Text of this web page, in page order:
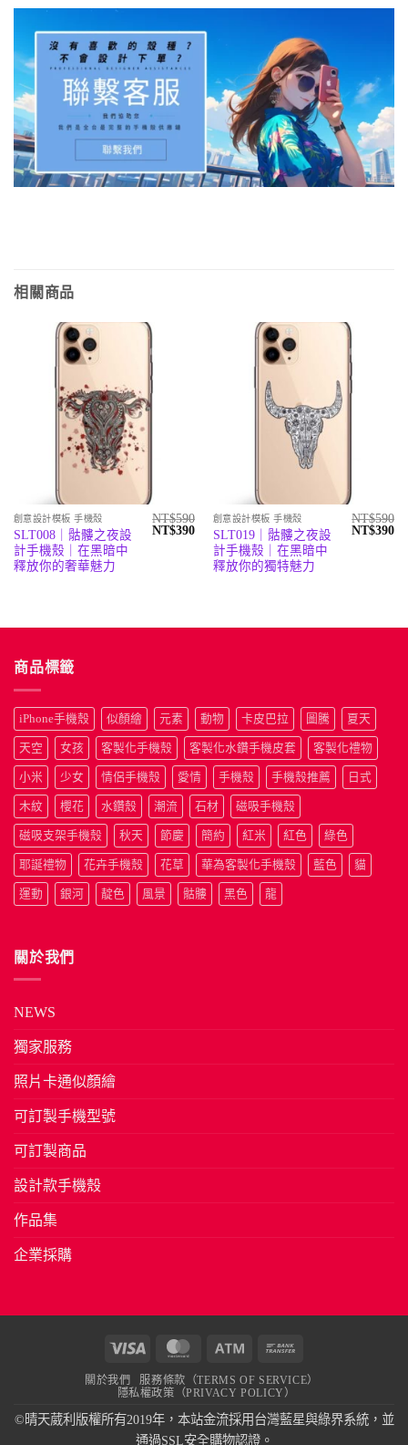
相關商品
創意設計模板 手機殼
SLT008｜骷髏之夜設
計手機殼｜在黑暗中
釋放你的奢華魅力
NT$590
原
NT$390目
格：
創意設計模板 手機殼
SLT019｜骷髏之夜設
計手機殼｜在黑暗中
釋放你的獨特魅力
NT$590
原
NT$390目
商品標籤
iPhone手機殼 似顏繪 元素 動物 卡皮巴拉 圖騰 夏天
天空 女孩 客製化手機殼 客製化水鑽手機皮套 客製化禮物
小米 少女 情侶手機殼 愛情 手機殼 手機殼推薦 日式
木紋 櫻花 水鑽殼 潮流 石材 磁吸手機殼
磁吸支架手機殼 秋天 節慶 簡約 紅米 紅色 綠色
耶誕禮物 花卉手機殼 花草 華為客製化手機殼 藍色 貓
運動 銀河 靛色 風景 骷髏 黑色 龍
關於我們
NEWS
獨家服務
照片卡通似顏繪
可訂製手機型號
可訂製商品
設計款手機殼
作品集
企業採購
MasterCard Atm
關於我們
服務條款（TERMS OF SERVICE）
隱私權政策（PRIVACY POLICY）
©晴天葳利版權所有2019年，本站金流採用台灣藍星與綠界系統，並
通過SSL安全購物認證。